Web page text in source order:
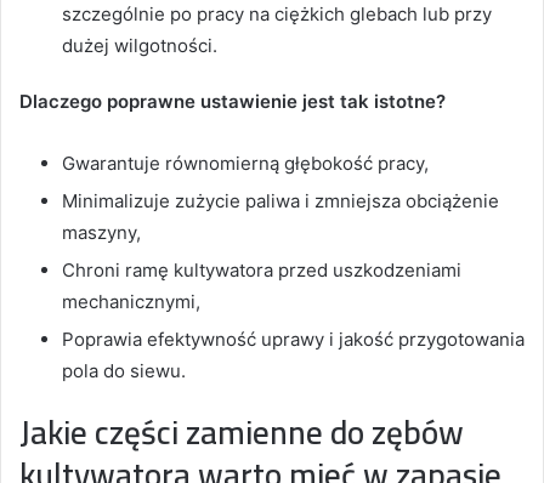
szczególnie po pracy na ciężkich glebach lub przy
dużej wilgotności.
Dlaczego poprawne ustawienie jest tak istotne?
Gwarantuje równomierną głębokość pracy,
Minimalizuje zużycie paliwa i zmniejsza obciążenie
maszyny,
Chroni ramę kultywatora przed uszkodzeniami
mechanicznymi,
Poprawia efektywność uprawy i jakość przygotowania
pola do siewu.
Jakie części zamienne do zębów